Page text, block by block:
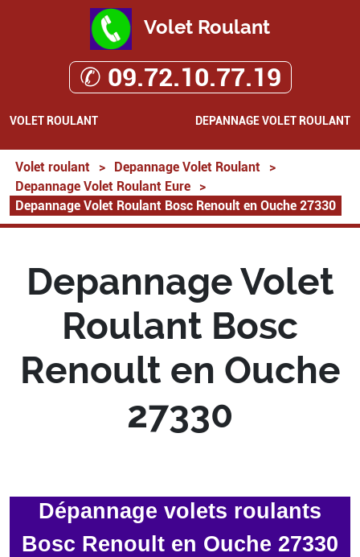
Volet Roulant
✆ 09.72.10.77.19
VOLET ROULANT DEPANNAGE VOLET ROULANT
Volet roulant > Depannage Volet Roulant
>
Depannage Volet Roulant Eure
>
Depannage Volet Roulant Bosc Renoult en Ouche 27330
Depannage Volet
Roulant Bosc
Renoult en Ouche
27330
Dépannage volets roulants
Bosc Renoult en Ouche 27330